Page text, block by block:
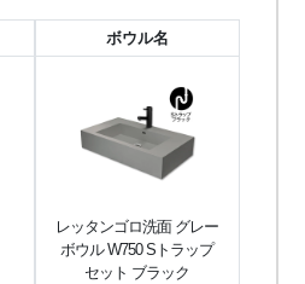
ボウル名
レッタンゴロ洗面 グレー
ボウル W750 Sトラップ
セット ブラック